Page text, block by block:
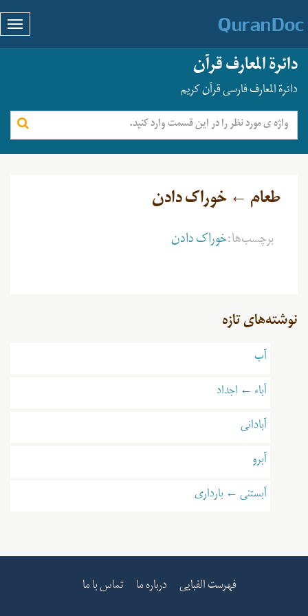
دائرة المعارف قرآن
دائرة المعارف فارسی قرآن کریم
طعام ← خوراک دادن
برچسب‌ها:خوراک دادن
نوشته‌های تازه
آب
آباء ← اجداد
آبادانی
آبرو
آبستنی ← بارداری
فهرست الفبایی درباره ما تماس با ما